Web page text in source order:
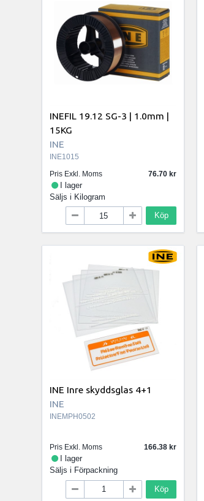
INEFIL 19.12 SG-3 | 1.0mm |
15KG
INE
INE1015
Pris Exkl. Moms
76.70
I lager
Säljs i Kilogram
Köp
INE Inre skyddsglas 4+1
INE
INEMPH0502
Pris Exkl. Moms 166.38
I lager
Säljs i Förpackning
Köp